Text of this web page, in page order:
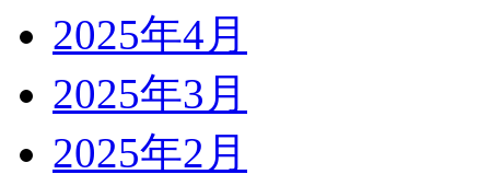
2025年4月
2025年3月
2025年2月